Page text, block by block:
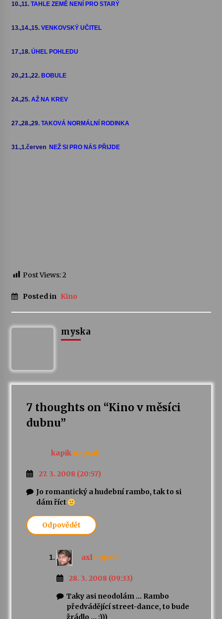
10.,11. TAHLE ZEMĚ NENÍ PRO STARÝ
13.,14.,15. VENKOVSKÝ UČITEL
17.,18. ÚHEL POHLEDU
20.,21.,22. BOBULE
24.,25. AŽ NA KREV
27.,28.,29. TAKOVÁ NORMÁLNÍ RODINKA
31.,1.červen NEŽ SI PRO NÁS PŘIJDE
Post Views:2
Posted in Kino
myska
7 thoughts on “Kino v měsíci
dubnu”
kapik napsal:
27. 3. 2008 (20:57)
Jo romantický a hudební rambo, tak to si
dám říct
Odpovědět
axl napsal:
28. 3. 2008 (09:33)
Taky asi neodolám … Rambo
předvádějící street-dance, to bude
žrádlo … :)))